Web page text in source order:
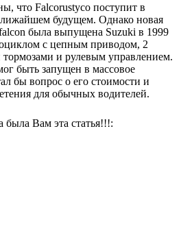
что Falcorustyco поступит в
будущем. Однако новая
была выпущена Suzuki в 1999
с цепным приводом, 2
и рулевым управлением.
быть запущен в массовое
бы вопрос о его стоимости и
для обычных водителей.
была Вам эта статья!!!: